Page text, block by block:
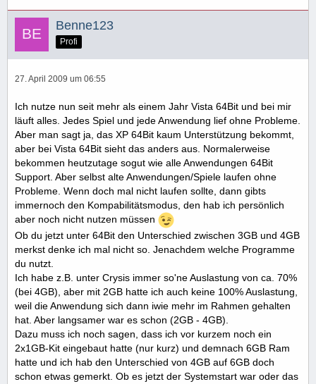
Benne123
Profi
27. April 2009 um 06:55
Ich nutze nun seit mehr als einem Jahr Vista 64Bit und bei mir
läuft alles. Jedes Spiel und jede Anwendung lief ohne Probleme.
Aber man sagt ja, das XP 64Bit kaum Unterstützung bekommt,
aber bei Vista 64Bit sieht das anders aus. Normalerweise
bekommen heutzutage sogut wie alle Anwendungen 64Bit
Support. Aber selbst alte Anwendungen/Spiele laufen ohne
Probleme. Wenn doch mal nicht laufen sollte, dann gibts
immernoch den Kompabilitätsmodus, den hab ich persönlich
aber noch nicht nutzen müssen
Ob du jetzt unter 64Bit den Unterschied zwischen 3GB und 4GB
merkst denke ich mal nicht so. Jenachdem welche Programme
du nutzt.
Ich habe z.B. unter Crysis immer so'ne Auslastung von ca. 70%
(bei 4GB), aber mit 2GB hatte ich auch keine 100% Auslastung,
weil die Anwendung sich dann iwie mehr im Rahmen gehalten
hat. Aber langsamer war es schon (2GB - 4GB).
Dazu muss ich noch sagen, dass ich vor kurzem noch ein
2x1GB-Kit eingebaut hatte (nur kurz) und demnach 6GB Ram
hatte und ich hab den Unterschied von 4GB auf 6GB doch
schon etwas gemerkt. Ob es jetzt der Systemstart war oder das